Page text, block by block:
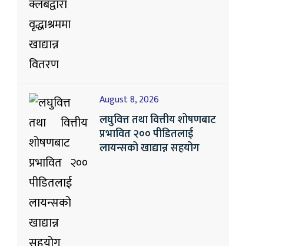
August 8, 2026
लघुवित्त तथा वित्तीय शोषणबाट
प्रभावित २०० पीडितलाई
लायन्सको खाद्यान्न सहयोग